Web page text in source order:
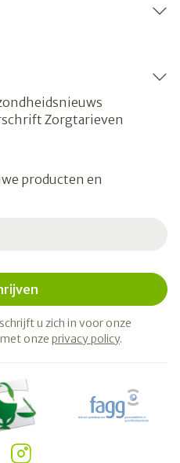
Zorgtarieven
producten en
u zich in voor onze
onze privacy policy.